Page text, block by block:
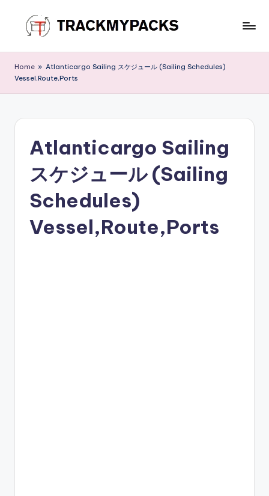
content
r
a
M
Home » Atlanticargo Sailing スケジュール (Sailing Schedules)
Vessel,Route,Ports
Atlanticargo Sailing
スケジュール (Sailing
Schedules)
Vessel,Route,Ports